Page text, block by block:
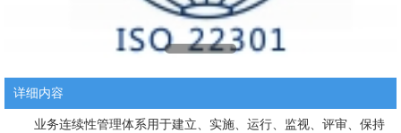
详细内容
业务连续性管理体系用于建立、实施、运行、监视、评审、保持